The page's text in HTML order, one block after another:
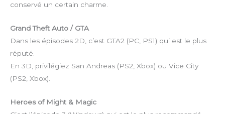
conservé un certain charme.
Grand Theft Auto / GTA
Dans les épisodes 2D, c’est GTA2 (PC, PS1) qui est le plus
réputé.
En 3D, privilégiez San Andreas (PS2, Xbox) ou Vice City
(PS2, Xbox).
Heroes of Might & Magic